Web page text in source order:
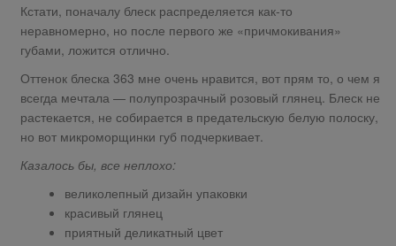
Кстати, поначалу блеск распределяется как-то
неравномерно, но после первого же «причмокивания»
губами, ложится отлично.
Оттенок блеска 363 мне очень нравится, вот прям то, о чем я
всегда мечтала — полупрозрачный розовый глянец. Блеск не
растекается, не собирается в предательскую белую полоску,
но вот микроморщинки губ подчеркивает.
Казалось бы, все неплохо:
великолепный дизайн упаковки
красивый глянец
приятный деликатный цвет